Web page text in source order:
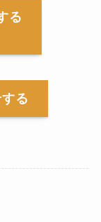
る
る